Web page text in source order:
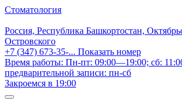
Стоматология
Россия, Республика Башкортостан,
Островского
+7 (347) 673-35-... Показать номер
Время работы: Пн-пт: 09:00—19:00; сб:
предварительной записи: пн-сб
Закроемся в 19:00